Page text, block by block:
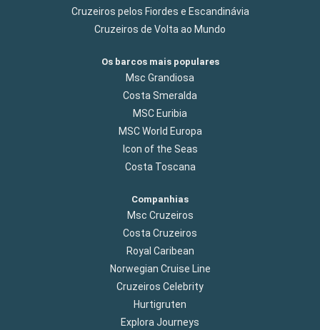
Cruzeiros pelos Fiordes e Escandinávia
Cruzeiros de Volta ao Mundo
Os barcos mais populares
Msc Grandiosa
Costa Smeralda
MSC Euribia
MSC World Europa
Icon of the Seas
Costa Toscana
Companhias
Msc Cruzeiros
Costa Cruzeiros
Royal Caribean
Norwegian Cruise Line
Cruzeiros Celebrity
Hurtigruten
Explora Journeys